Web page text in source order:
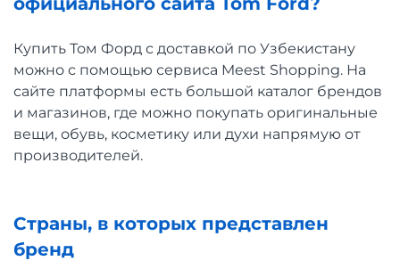
Купить Том Форд с доставкой по Узбекистану
можно с помощью сервиса Meest Shopping. На
сайте платформы есть большой каталог брендов
и магазинов, где можно покупать оригинальные
вещи, обувь, косметику или духи напрямую от
производителей.
Страны, в которых представлен
бренд